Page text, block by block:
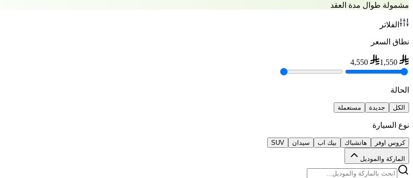
مشمولة طوال مدة العقد
الفلاتر
نطاق السعر
1,550
4,550
الحالة
الكل جديدة مستعملة
نوع السيارة
كروس اوفر هاتشباك بيك اب سيدان SUV
الماركة والموديل